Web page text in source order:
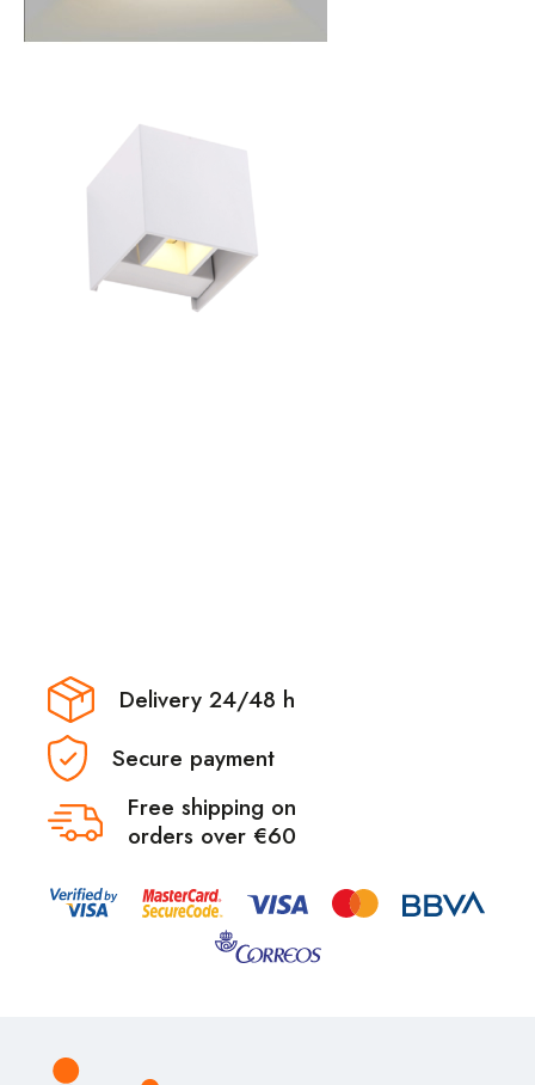
Delivery 24/48 h
Secure payment
Free shipping on
orders over €60